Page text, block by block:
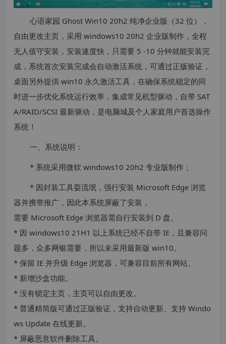
心语家园 Ghost Win10 20h2 纯净企业版（32 位），
自由更改主页，采用 windows10 20h2 企业版制作，全程
无人值守安装，安装速度快，只需要 5 -10 分钟就能安装完
成，系统首次安装完成会自动激活系统，可通过正版验证，
桌面另外提供 win10 永久激活工具，在确保系统稳定的同
时进一步优化系统运行效率，集成常见机型驱动，自带 SAT
A/RAID/SCSI 最新驱动，是电脑城及个人家庭用户首选操作
系统！
一、系统说明：
* 系统采用微软 windows10 20h2 专业版制作；
* 因封装工具耍流氓，强行安装 Microsoft Edge 浏览
器并携带推广，因此本系统屏蔽了安装，
需要 Microsoft Edge 浏览器需自行安装到 D 盘。
* 因 windows10 21H1 以上系统已经不自带 IE，且兼容问
题多，众多网银需要，所以未采用最新版 win10。
* 保留 IE 并升级 Edge 浏览器，可兼容目前所有网站。
* 新增沙盒功能。
* 没有锁定主页，主页可以自由更改。
* 普通精简版可通过正版验证，支持自动更新、支持 Windo
ws Update 在线更新。
* 屏蔽恶意软件删除工具。